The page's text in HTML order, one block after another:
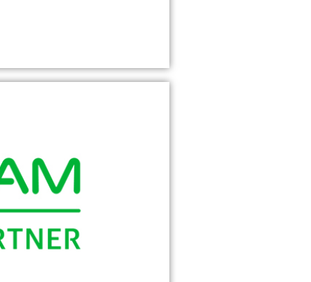
SOPHOS
GmbH auf einen
IT-Unternehmen
sowie für